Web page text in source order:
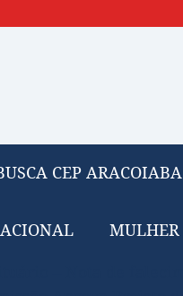
CEP ARACOIABA
MULHER